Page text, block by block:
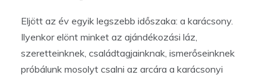
Eljött az év egyik legszebb időszaka: a karácsony.
Ilyenkor elönt minket az ajándékozási láz,
szeretteinknek, családtagjainknak, ismerőseinknek
próbálunk mosolyt csalni az arcára a karácsonyi